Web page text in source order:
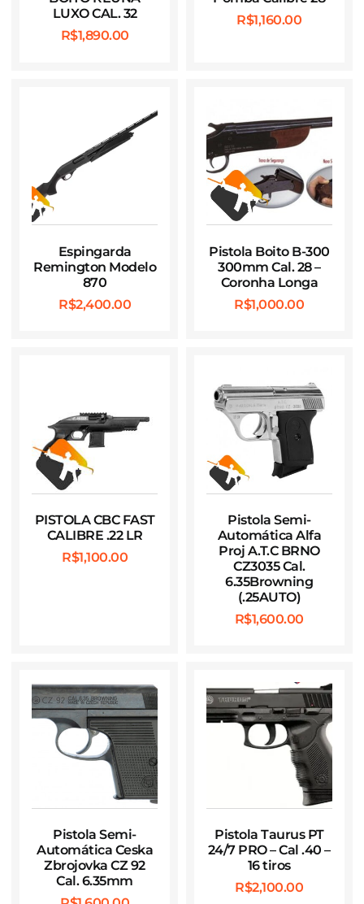
LUXO CAL. 32
R$1,890.00
R$1,160.00
Espingarda
Remington Modelo
870
R$2,400.00
Pistola Boito B-300
300mm Cal. 28 –
Coronha Longa
R$1,000.00
PISTOLA CBC FAST
CALIBRE .22 LR
R$1,100.00
Pistola Semi-
Automática Alfa
Proj A.T.C BRNO
CZ3035 Cal.
6.35Browning
(.25AUTO)
R$1,600.00
Pistola Semi-
Automática Ceska
Zbrojovka CZ 92
Cal. 6.35mm
Pistola Taurus PT
24/7 PRO – Cal .40 –
16 tiros
R$2,100.00